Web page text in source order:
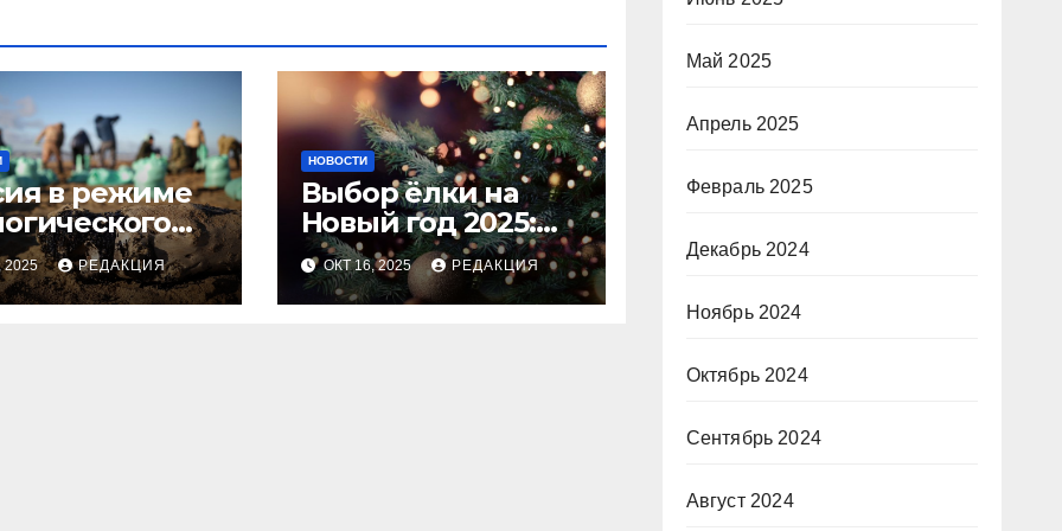
в режиме
2025 РЕДАКЦИЯ
НОВОСТИ
Выбор ёлки на
Новый год 2025:
тренды и советы
для идеального
праздника
ОКТ 16, 2025 РЕДАКЦИЯ
Май 2025
Апрель 2025
Февраль 2025
Декабрь 2024
Ноябрь 2024
Октябрь 2024
Сентябрь 2024
Август 2024